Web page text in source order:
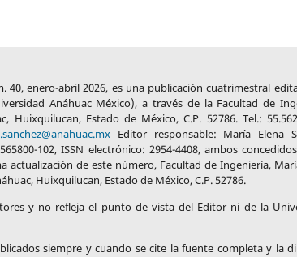
40, enero-abril 2026, es una publicación cuatrimestral
Anáhuac México), a través de la Facultad de
Estado de México, C.P. 52786. Tel.:
Editor responsable: María Elena
102, ISSN electrónico: 2954-4408, ambos
de este número, Facultad de Ingeniería,
Huixquilucan, Estado de México, C.P. 52786.
y no refleja el punto de vista del Editor ni de la
siempre y cuando se cite la fuente completa y la